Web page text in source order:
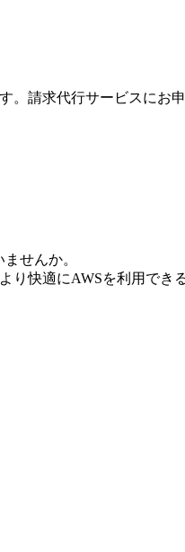
請求代行サービスにお
せんか。
快適にAWSを利用でき